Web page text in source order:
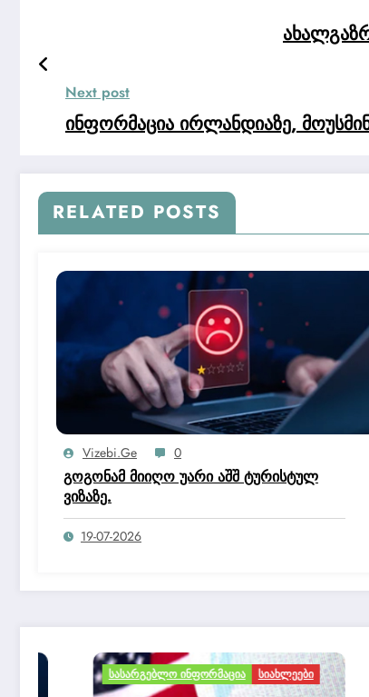
Next post
ინფორმაცია ირლანდიაზე,
RELATED POSTS
Vizebi.ge 0
გოგონამ მიიღო უარი აშშ ტურისტულ
ვიზაზე.
19-07-2026
ᲡᲐᲡᲐᲠᲒᲔᲑᲚᲝ ᲘᲜᲤᲝᲠᲛᲐᲪᲘᲐ ᲡᲘᲐᲮᲚᲔᲔᲑᲘ